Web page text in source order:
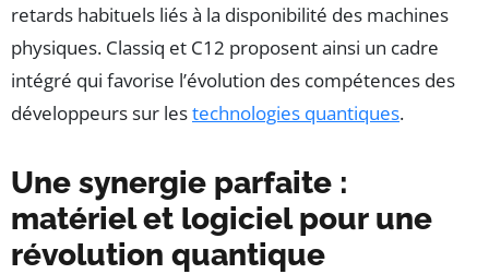
retards habituels liés à la disponibilité des machines
physiques. Classiq et C12 proposent ainsi un cadre
intégré qui favorise l’évolution des compétences des
développeurs sur lestechnologies quantiques.
Une synergie parfaite :
matériel et logiciel pour une
révolution quantique